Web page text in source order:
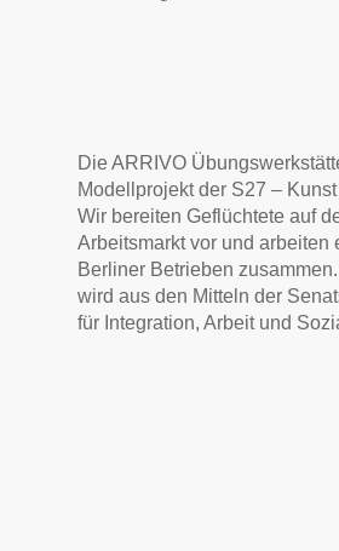
Die ARRIVO
Modellprojekt der S27 –
Wir bereiten Geflüchtete auf
Arbeitsmarkt vor und arbeiten
Berliner Betrieben
wird aus den Mitteln der
für Integration, Arbeit und